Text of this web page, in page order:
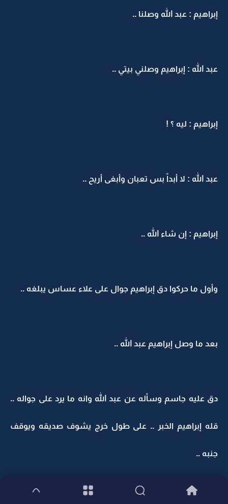
إبراهيم : عبد الله وصلنا ..
عبد الله : إبراهيم وصلني بيتي ..
إبراهيم : ليه ؟ !
عبد الله : لا أبداً بس تعبان وأبغى أريح ..
إبراهيم : إن شاء الله ..
وأول ما حركوا دق إبراهيم جوال على علاء عساس يبلغه ..
بعد ما وصل إبراهيم عبد الله ..
دق عليه جاسم وسأله عن عبد الله وانه ما يرد على جواله ..
قله إبراهيم الخبر .. على طول خرج يشوف صديقه ويوقف
جنبه ..